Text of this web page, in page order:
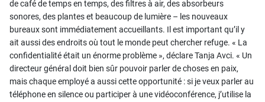
de café de temps en temps, des filtres à air, des absorbeurs
sonores, des plantes et beaucoup de lumière – les nouveaux
bureaux sont immédiatement accueillants. Il est important qu’il y
ait aussi des endroits où tout le monde peut chercher refuge. « La
confidentialité était un énorme problème », déclare Tanja Avci. « Un
directeur général doit bien sûr pouvoir parler de choses en paix,
mais chaque employé a aussi cette opportunité : si je veux parler au
téléphone en silence ou participer à une vidéoconférence, j’utilise la